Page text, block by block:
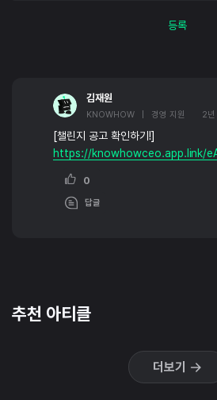
등록
김재원
KNOWHOW | 경영 지원 2년
[챌린지 공고 확인하기!]
https://knowhowceo.app.link/
0
답글
추천 아티클
더보기